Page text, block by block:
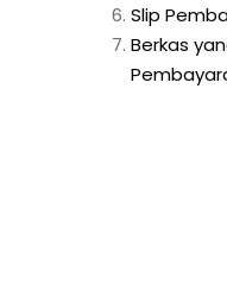
Slip
Berkas